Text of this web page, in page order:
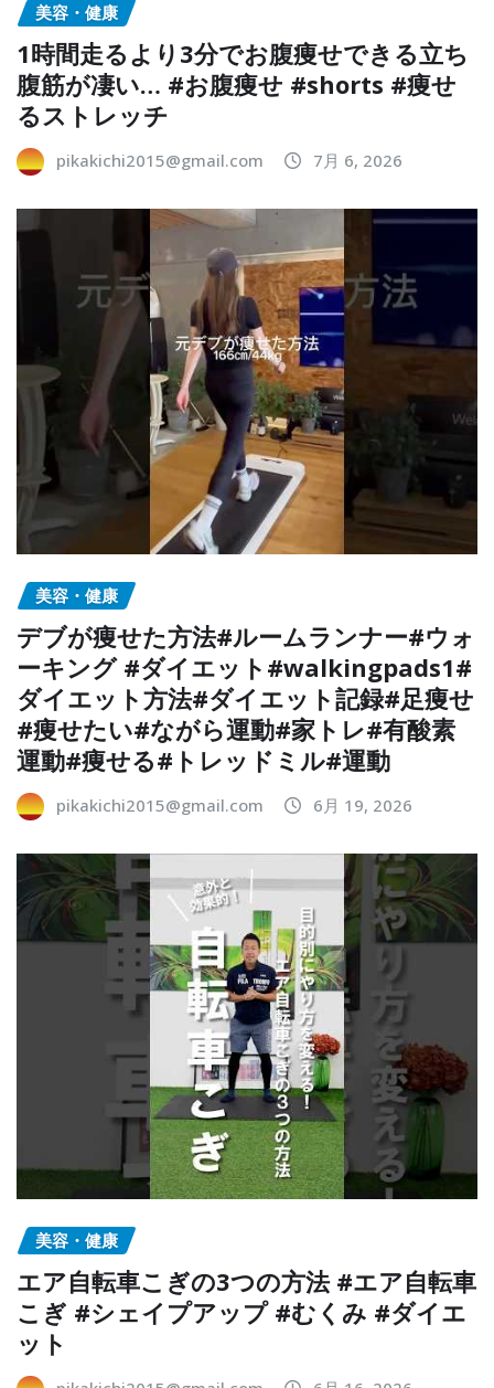
美容・健康
1時間走るより3分でお腹痩せできる立ち
腹筋が凄い… #お腹痩せ #shorts #痩せ
るストレッチ
pikakichi2015@gmail.com 7月 6, 2026
美容・健康
デブが痩せた方法#ルームランナー#ウォ
ーキング #ダイエット#walkingpads1#
ダイエット方法#ダイエット記録#足痩せ
#痩せたい#ながら運動#家トレ#有酸素
運動#痩せる#トレッドミル#運動
pikakichi2015@gmail.com 6月 19, 2026
美容・健康
エア自転車こぎの3つの方法 #エア自転車
こぎ #シェイプアップ #むくみ #ダイエ
ット